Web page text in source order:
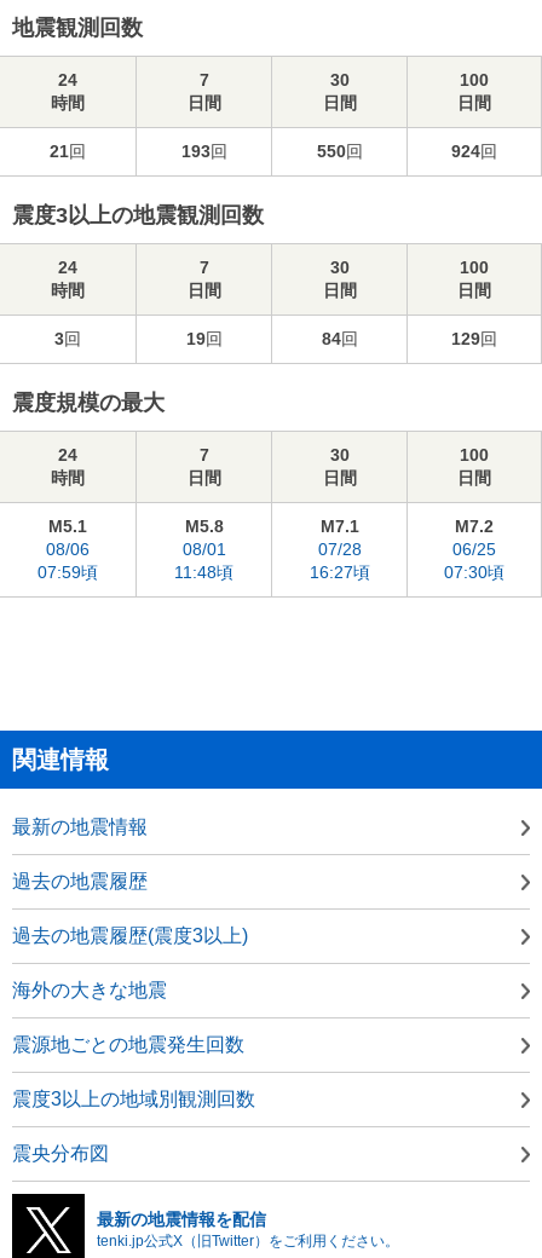
地震観測回数
24
時間
7
日間
30
日間
100
日間
21回 193回 550回 924回
震度3以上の地震観測回数
24
時間
7
日間
30
日間
100
日間
3回 19回 84回 129回
震度規模の最大
24
時間
7
日間
30
日間
100
日間
M5.1
08/06
07:59頃
M5.8
08/01
11:48頃
M7.1
07/28
16:27頃
M7.2
06/25
07:30頃
関連情報
最新の地震情報
過去の地震履歴
過去の地震履歴(震度3以上)
海外の大きな地震
震源地ごとの地震発生回数
震度3以上の地域別観測回数
震央分布図
最新の地震情報を配信
tenki.jp公式X（旧Twitter）をご利用ください。